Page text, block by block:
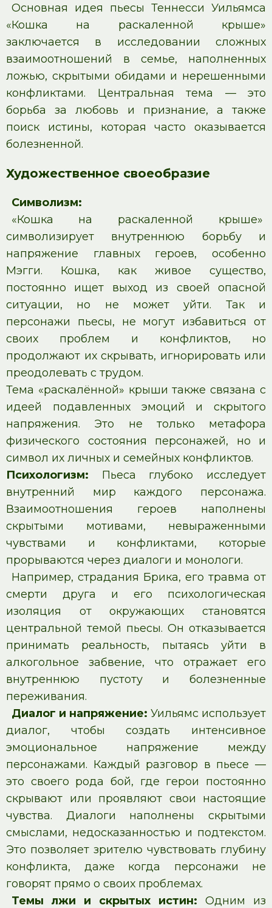
Основная идея пьесы Теннесси Уильямса
«Кошка на раскаленной крыше»
заключается в исследовании сложных
взаимоотношений в семье, наполненных
ложью, скрытыми обидами и нерешенными
конфликтами. Центральная тема — это
борьба за любовь и признание, а также
поиск истины, которая часто оказывается
болезненной.
Художественное своеобразие
Символизм:
«Кошка на раскаленной крыше»
символизирует внутреннюю борьбу и
напряжение главных героев, особенно
Мэгги. Кошка, как живое существо,
постоянно ищет выход из своей опасной
ситуации, но не может уйти. Так и
персонажи пьесы, не могут избавиться от
своих проблем и конфликтов, но
продолжают их скрывать, игнорировать или
преодолевать с трудом.
Тема «раскалённой» крыши также связана с
идеей подавленных эмоций и скрытого
напряжения. Это не только метафора
физического состояния персонажей, но и
символ их личных и семейных конфликтов.
Психологизм: Пьеса глубоко исследует
внутренний мир каждого персонажа.
Взаимоотношения героев наполнены
скрытыми мотивами, невыраженными
чувствами и конфликтами, которые
прорываются через диалоги и монологи.
Например, страдания Брика, его травма от
смерти друга и его психологическая
изоляция от окружающих становятся
центральной темой пьесы. Он отказывается
принимать реальность, пытаясь уйти в
алкогольное забвение, что отражает его
внутреннюю пустоту и болезненные
переживания.
Диалог и напряжение: Уильямс использует
диалог, чтобы создать интенсивное
эмоциональное напряжение между
персонажами. Каждый разговор в пьесе —
это своего рода бой, где герои постоянно
скрывают или проявляют свои настоящие
чувства. Диалоги наполнены скрытыми
смыслами, недосказанностью и подтекстом.
Это позволяет зрителю чувствовать глубину
конфликта, даже когда персонажи не
говорят прямо о своих проблемах.
Темы лжи и скрытых истин: Одним из